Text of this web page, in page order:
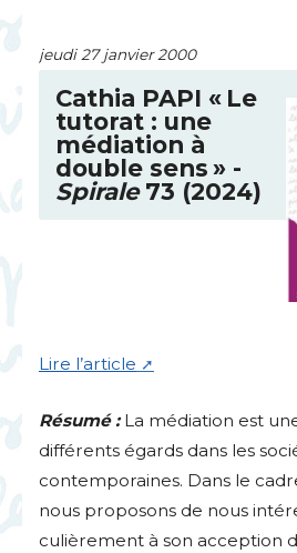
jeudi 27 janvier 2000
Cathia PAPI « Le
tutorat : une
médiation à
double sens» -
Spirale73 (2024)
Lire l’article
Résumé : La médiation est
différents égards dans les
contemporaines. Dans le
nous proposons de nous
culièrement à son acception